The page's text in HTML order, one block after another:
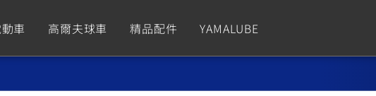
車 高爾夫球車 精品配件 YAMALUBE